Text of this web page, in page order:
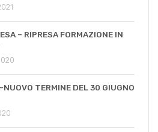
– RIPRESA FORMAZIONE IN
TERMINE DEL 30 GIUGNO